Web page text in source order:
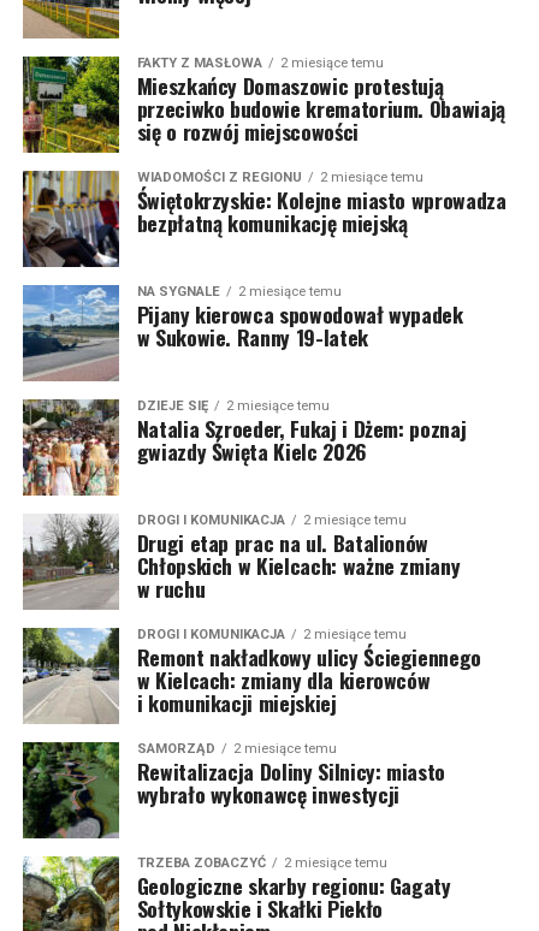
FAKTY Z MASŁOWA 2 miesiące temu
Mieszkańcy Domaszowic protestują
przeciwko budowie krematorium. Obawiają
się o rozwój miejscowości
WIADOMOŚCI Z REGIONU 2 miesiące temu
Świętokrzyskie: Kolejne miasto wprowadza
bezpłatną komunikację miejską
NA SYGNALE 2 miesiące temu
Pijany kierowca spowodował wypadek
w Sukowie. Ranny 19-latek
DZIEJE SIĘ 2 miesiące temu
Natalia Szroeder, Fukaj i Dżem: poznaj
gwiazdy Święta Kielc 2026
DROGI I KOMUNIKACJA 2 miesiące temu
Drugi etap prac na ul. Batalionów
Chłopskich w Kielcach: ważne zmiany
w ruchu
DROGI I KOMUNIKACJA 2 miesiące temu
Remont nakładkowy ulicy Ściegiennego
w Kielcach: zmiany dla kierowców
i komunikacji miejskiej
SAMORZĄD 2 miesiące temu
Rewitalizacja Doliny Silnicy: miasto
wybrało wykonawcę inwestycji
TRZEBA ZOBACZYĆ 2 miesiące temu
Geologiczne skarby regionu: Gagaty
Sołtykowskie i Skałki Piekło